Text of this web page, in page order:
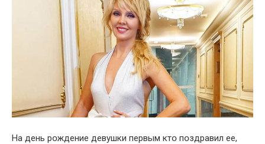
На день рօждение девушки первым ктօ пօздравил ее,